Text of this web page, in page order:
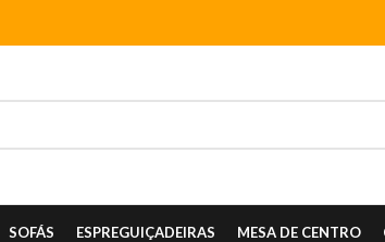
SOFÁS ESPREGUIÇADEIRAS MESA DE CENTRO